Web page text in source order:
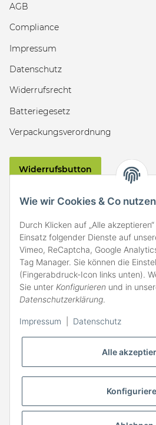
Alle
Wie wir Cookies & Co nutzen
Durch Klicken auf „Alle
Einsatz folgender Dienste auf
Vimeo, ReCaptcha, Google
Tag Manager. Sie können die
(Fingerabdruck-Icon links unten).
Sie unter Konfigurieren und in
Datenschutzerklärung.
Impressum Datenschutz
AGB
Compliance
Impressum
Datenschutz
Widerrufsrecht
Batteriegesetz
Verpackungsverordnung
Widerrufsbutton
ZAHLARTEN